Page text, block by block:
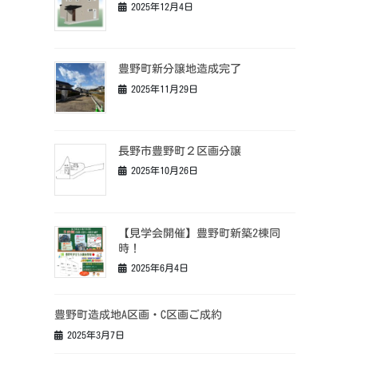
2025年12月4日
豊野町新分譲地造成完了
2025年11月29日
長野市豊野町２区画分譲
2025年10月26日
【見学会開催】豊野町新築2棟同
時！
2025年6月4日
豊野町造成地A区画・C区画ご成約
2025年3月7日